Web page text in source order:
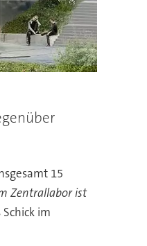
15
Zentrallabor ist
im